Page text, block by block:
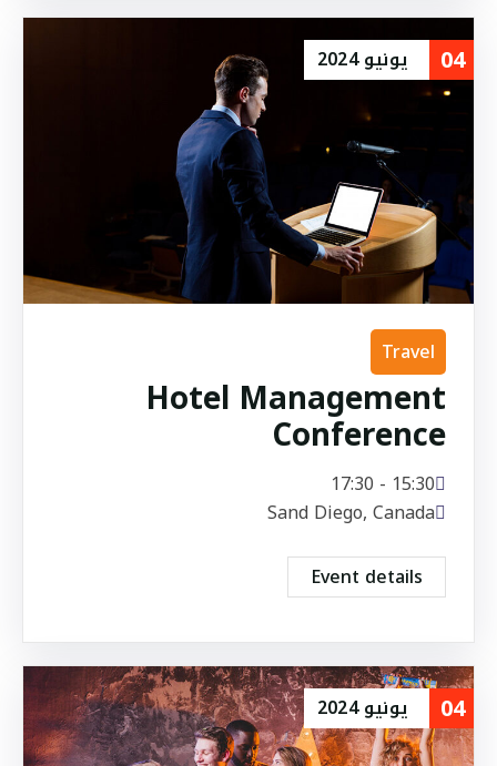
04 يونيو2024
Travel
Hotel Management
Conference
15:30 - 17:30
Sand Diego, Canada
Event details
04 يونيو2024